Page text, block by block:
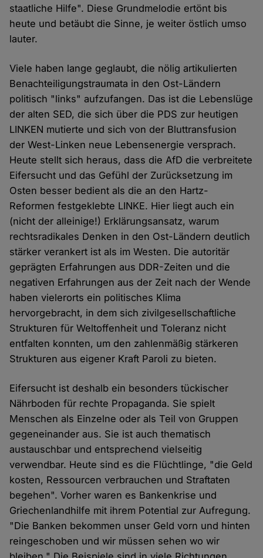
staatliche Hilfe". Diese Grundmelodie ertönt bis
heute und betäubt die Sinne, je weiter östlich umso
lauter.
Viele haben lange geglaubt, die nölig artikulierten
Benachteiligungstraumata in den Ost-Ländern
politisch "links" aufzufangen. Das ist die Lebenslüge
der alten SED, die sich über die PDS zur heutigen
LINKEN mutierte und sich von der Bluttransfusion
der West-Linken neue Lebensenergie versprach.
Heute stellt sich heraus, dass die AfD die verbreitete
Eifersucht und das Gefühl der Zurücksetzung im
Osten besser bedient als die an den Hartz-
Reformen festgeklebte LINKE. Hier liegt auch ein
(nicht der alleinige!) Erklärungsansatz, warum
rechtsradikales Denken in den Ost-Ländern deutlich
stärker verankert ist als im Westen. Die autoritär
geprägten Erfahrungen aus DDR-Zeiten und die
negativen Erfahrungen aus der Zeit nach der Wende
haben vielerorts ein politisches Klima
hervorgebracht, in dem sich zivilgesellschaftliche
Strukturen für Weltoffenheit und Toleranz nicht
entfalten konnten, um den zahlenmäßig stärkeren
Strukturen aus eigener Kraft Paroli zu bieten.
Eifersucht ist deshalb ein besonders tückischer
Nährboden für rechte Propaganda. Sie spielt
Menschen als Einzelne oder als Teil von Gruppen
gegeneinander aus. Sie ist auch thematisch
austauschbar und entsprechend vielseitig
verwendbar. Heute sind es die Flüchtlinge, "die Geld
kosten, Ressourcen verbrauchen und Straftaten
begehen". Vorher waren es Bankenkrise und
Griechenlandhilfe mit ihrem Potential zur Aufregung.
"Die Banken bekommen unser Geld vorn und hinten
reingeschoben und wir müssen sehen wo wir